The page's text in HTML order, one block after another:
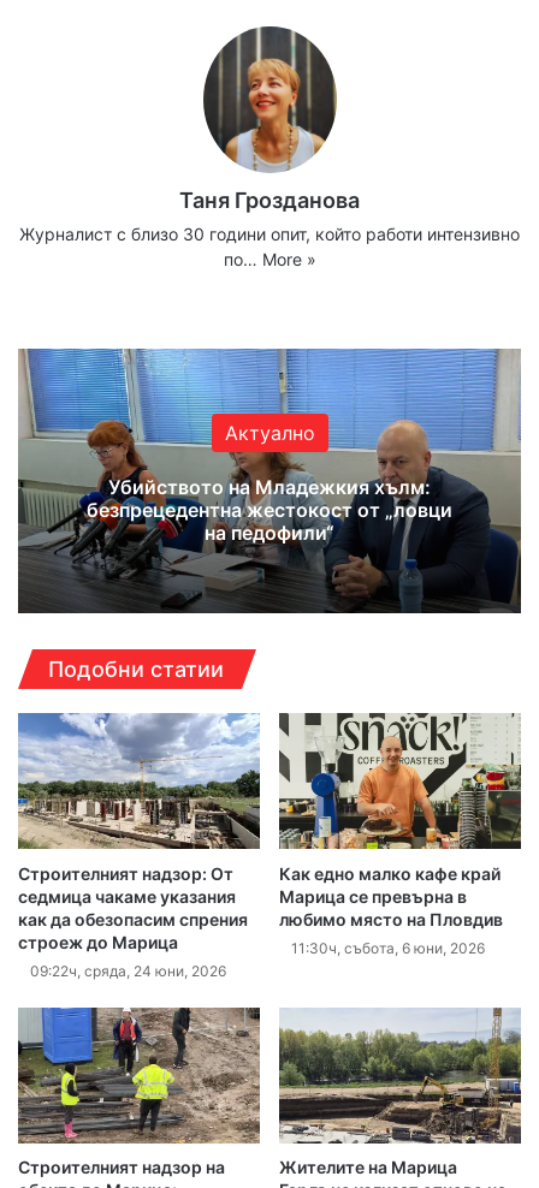
Таня Грозданова
Журналист с близо 30 години опит, който работи интензивно
по… More »
Актуално
Убийството на Младежкия хълм:
безпрецедентна жестокост от „ловци
на педофили“
Подобни статии
Строителният надзор: От
седмица чакаме указания
как да обезопасим спрения
строеж до Марица
09:22ч, сряда, 24 юни, 2026
Как едно малко кафе край
Марица се превърна в
любимо място на Пловдив
11:30ч, събота, 6 юни, 2026
Строителният надзор на
Жителите на Марица